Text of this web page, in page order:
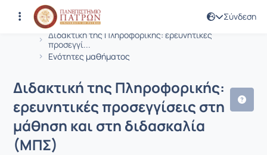
Σύνδεση
Αρχική Σελίδα
Διδακτική της Πληροφορικής: ερευνητικές
προσεγγί...
Ενότητες μαθήματος
Μάθημα : Διδακτική της
Κωδικός : PN1425
Διδακτική της Πληροφορικής:
ερευνητικές προσεγγίσεις στη
μάθηση και στη διδασκαλία
(ΜΠΣ)